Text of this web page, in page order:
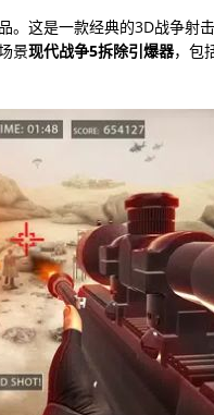
。这是一款经典的3D战争射
景现代战争5拆除引爆器，包